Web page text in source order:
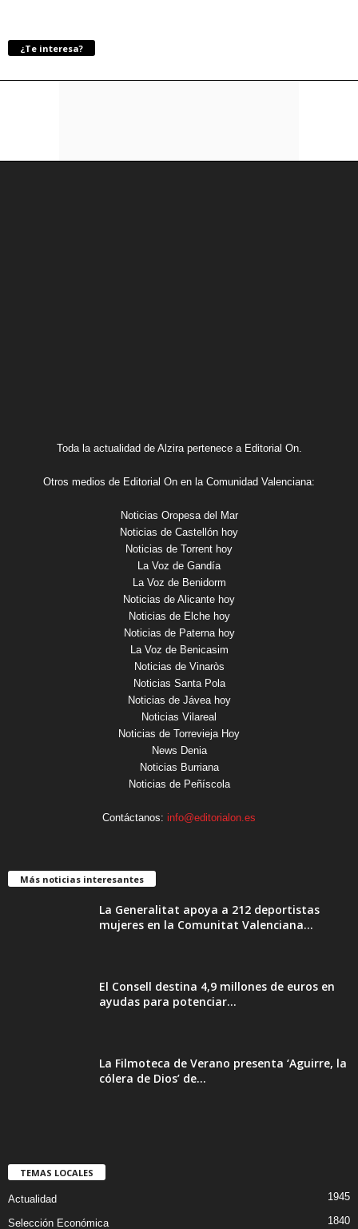
¿Te interesa?
Toda la actualidad de Alzira pertenece a Editorial On.
Otros medios de Editorial On en la Comunidad Valenciana:
Noticias Oropesa del Mar
Noticias de Castellón hoy
Noticias de Torrent hoy
La Voz de Gandía
La Voz de Benidorm
Noticias de Alicante hoy
Noticias de Elche hoy
Noticias de Paterna hoy
La Voz de Benicasim
Noticias de Vinaròs
Noticias Santa Pola
Noticias de Jávea hoy
Noticias Vilareal
Noticias de Torrevieja Hoy
News Denia
Noticias Burriana
Noticias de Peñíscola
Contáctanos: info@editorialon.es
Más noticias interesantes
La Generalitat apoya a 212 deportistas
mujeres en la Comunitat Valenciana...
El Consell destina 4,9 millones de euros en
ayudas para potenciar...
La Filmoteca de Verano presenta ‘Aguirre, la
cólera de Dios’ de...
TEMAS LOCALES
Actualidad 1945
Selección Económica 1840